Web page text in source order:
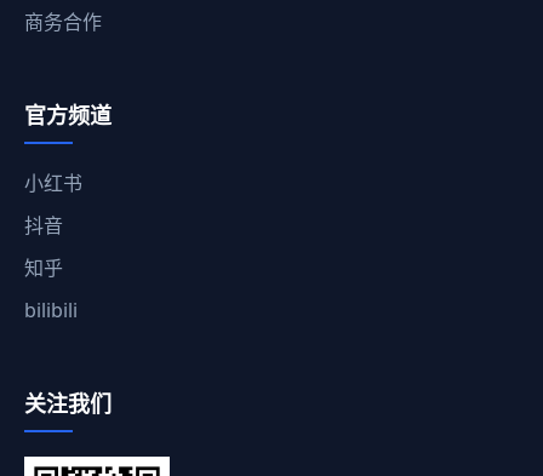
商务合作
官方频道
小红书
抖音
知乎
bilibili
关注我们